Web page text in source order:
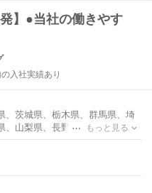
】●当社の働きやす
入社実績あり
、茨城県、栃木県、群馬県、埼
、山梨県、長野県、静岡県、愛
大阪府、兵庫県、奈良県、広島
もっと見る